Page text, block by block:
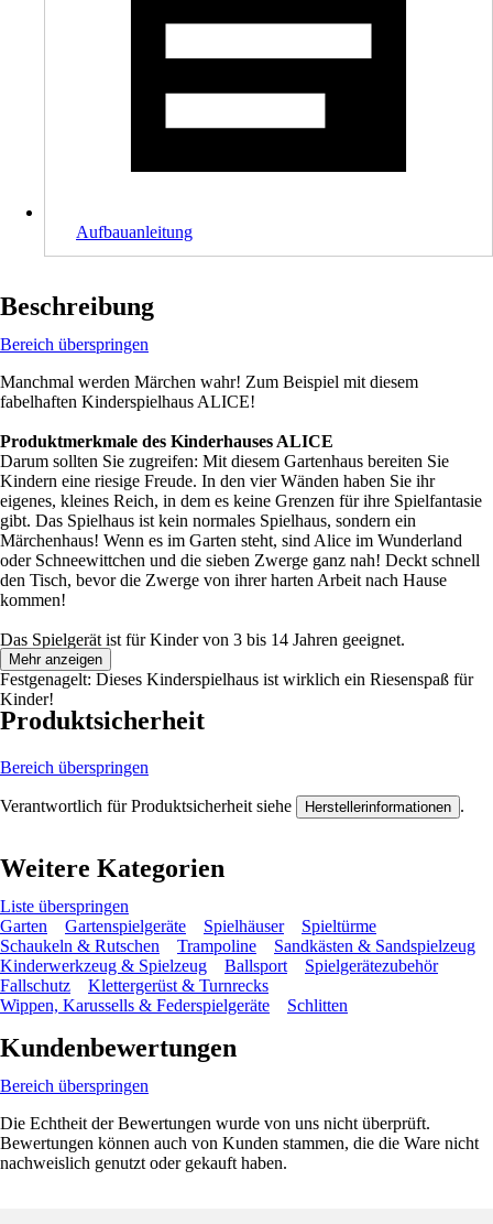
Aufbauanleitung
Beschreibung
Bereich überspringen
Manchmal werden Märchen wahr! Zum Beispiel mit diesem
fabelhaften Kinderspielhaus ALICE!
Produktmerkmale des Kinderhauses ALICE
Darum sollten Sie zugreifen: Mit diesem Gartenhaus bereiten Sie
Kindern eine riesige Freude. In den vier Wänden haben Sie ihr
eigenes, kleines Reich, in dem es keine Grenzen für ihre Spielfantasie
gibt. Das Spielhaus ist kein normales Spielhaus, sondern ein
Märchenhaus! Wenn es im Garten steht, sind Alice im Wunderland
oder Schneewittchen und die sieben Zwerge ganz nah! Deckt schnell
den Tisch, bevor die Zwerge von ihrer harten Arbeit nach Hause
kommen!
Das Spielgerät ist für Kinder von 3 bis 14 Jahren geeignet.
Festgenagelt: Dieses Kinderspielhaus ist wirklich ein Riesenspaß für
Kinder!
Mehr anzeigen
Produktsicherheit
Bereich überspringen
Verantwortlich für Produktsicherheit siehe Herstellerinformationen .
Weitere Kategorien
Liste überspringen
Garten
Gartenspielgeräte Spielhäuser
Spieltürme
Schaukeln & Rutschen
Trampoline
Sandkästen & Sandspielzeug
Kinderwerkzeug & Spielzeug
Ballsport
Spielgerätezubehör
Fallschutz
Klettergerüst & Turnrecks
Wippen, Karussells & Federspielgeräte
Schlitten
Kundenbewertungen
Bereich überspringen
Die Echtheit der Bewertungen wurde von uns nicht überprüft.
Bewertungen können auch von Kunden stammen, die die Ware nicht
nachweislich genutzt oder gekauft haben.